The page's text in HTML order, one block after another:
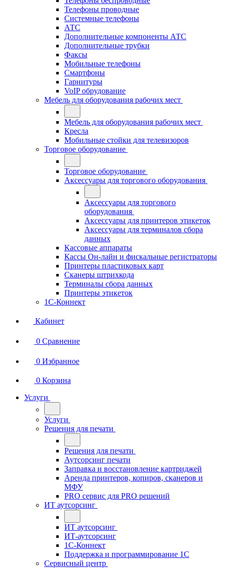
Телефоны проводные
Системные телефоны
АТС
Дополнительные компоненты АТС
Дополнительные трубки
Факсы
Мобильные телефоны
Смартфоны
Гарнитуры
VoIP обрудование
Мебель для оборудования рабочих мест
Мебель для оборудования рабочих мест
Кресла
Мобильные стойки для телевизоров
Торговое оборудование
Торговое оборудование
Аксессуары для торгового оборудования
Аксессуары для торгового
оборудования
Аксессуары для принтеров этикеток
Аксессуары для терминалов сбора
данных
Кассовые аппараты
Кассы Он-лайн и фискальные регистраторы
Принтеры пластиковых карт
Сканеры штрихкода
Терминалы сбора данных
Принтеры этикеток
1С-Коннект
Кабинет
0 Сравнение
0 Избранное
0 Корзина
Услуги
Услуги
Решения для печати
Решения для печати
Аутсорсинг печати
Заправка и восстановление картриджей
Аренда принтеров, копиров, сканеров и
МФУ
PRO сервис для PRO решений
ИТ аутсорсинг
ИТ аутсорсинг
ИТ-аутсорсинг
1С-Коннект
Поддержка и программирование 1С
Сервисный центр